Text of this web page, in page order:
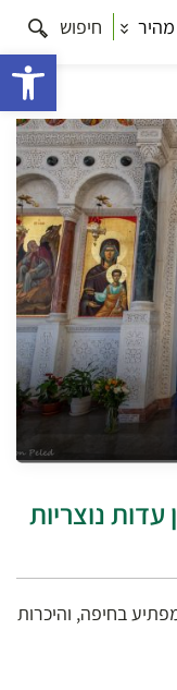
מהיר חיפוש
בארץ הקודש – סיורים אל
הכרמל: סיור בין עדות
נוצריות
בחיפה, והיכרות